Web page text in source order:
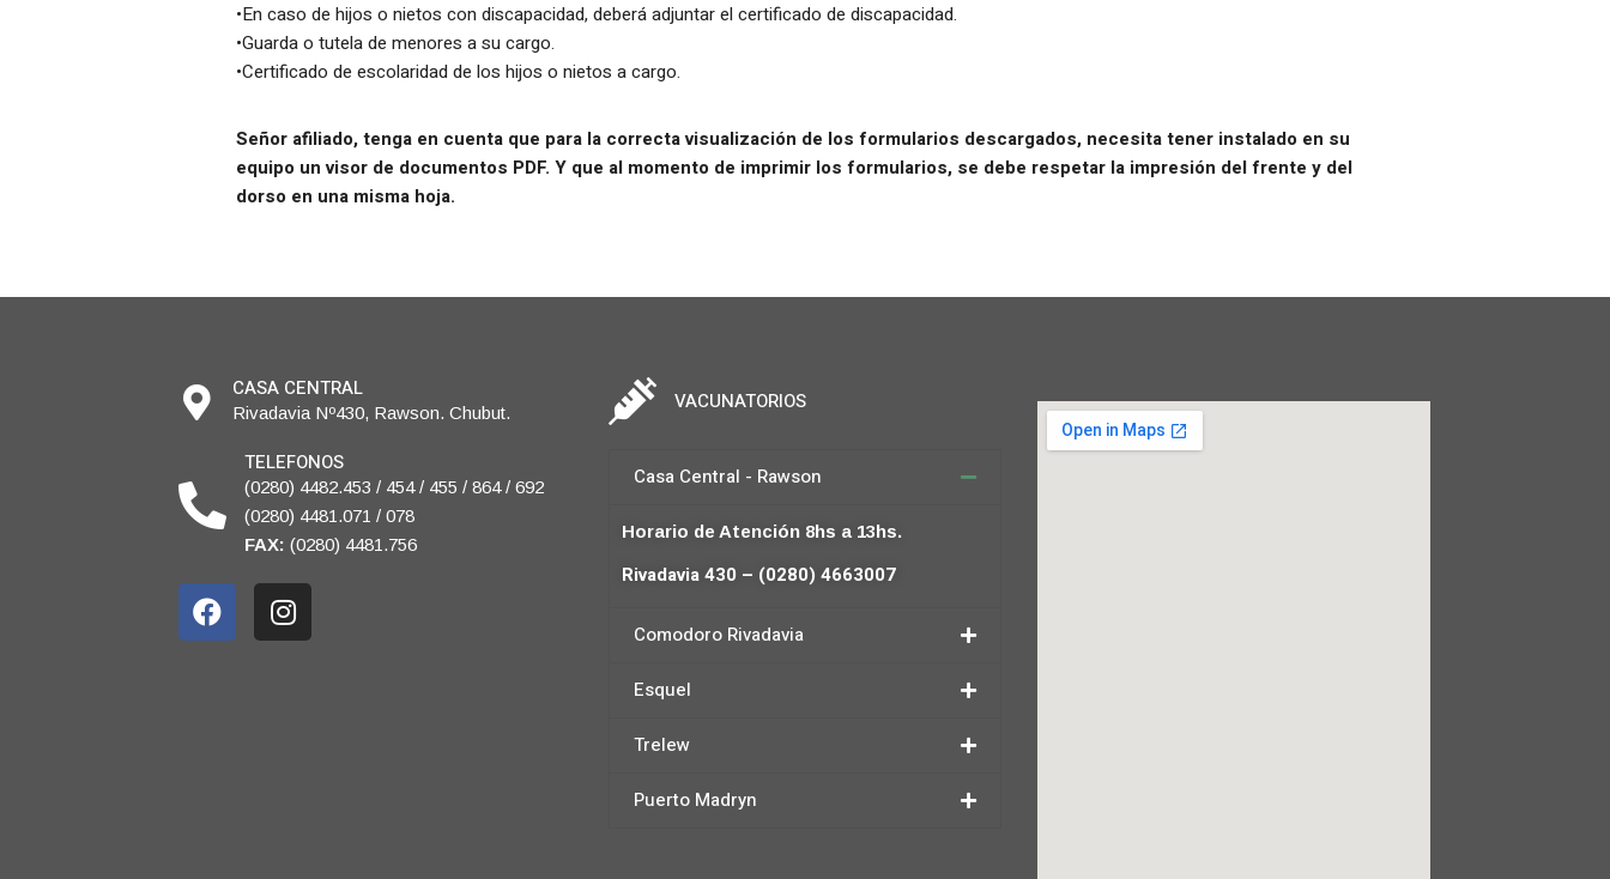
•En caso de hijos o nietos con discapacidad, deberá adjuntar el certificado de discapacidad.
•Guarda o tutela de menores a su cargo.
•Certificado de escolaridad de los hijos o nietos a cargo.
Señor afiliado, tenga en cuenta que para la correcta visualización de los formularios descargados, necesita tener instalado en su
equipo un visor de documentos PDF. Y que al momento de imprimir los formularios, se debe respetar la impresión del frente y del
dorso en una misma hoja.
CASA CENTRAL
Rivadavia Nº430, Rawson. Chubut.
TELEFONOS
(0280) 4482.453 / 454 / 455 / 864 / 692
(0280) 4481.071 / 078
FAX: (0280) 4481.756
VACUNATORIOS
Casa Central - Rawson
Horario de Atención 8hs a 13hs.
Rivadavia 430 – (0280) 4663007
Comodoro Rivadavia
Esquel
Trelew
Puerto Madryn